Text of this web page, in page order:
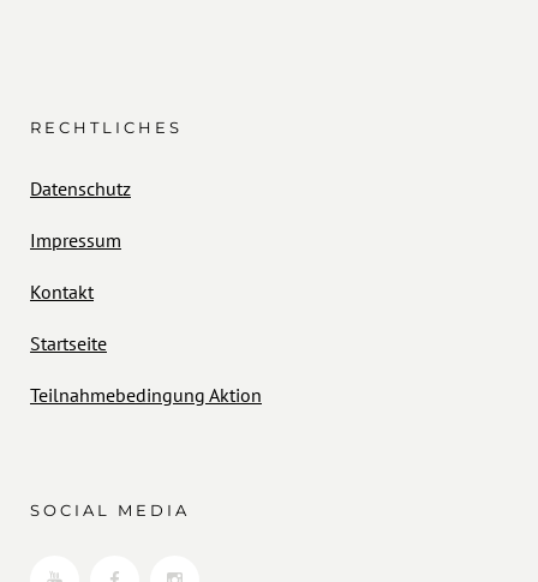
RECHTLICHES
Datenschutz
Impressum
Kontakt
Startseite
Teilnahmebedingung Aktion
SOCIAL MEDIA